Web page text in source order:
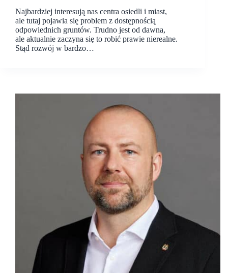
Najbardziej interesują nas centra osiedli i miast,
ale tutaj pojawia się problem z dostępnością
odpowiednich gruntów. Trudno jest od dawna,
ale aktualnie zaczyna się to robić prawie nierealne.
Stąd rozwój w bardzo…